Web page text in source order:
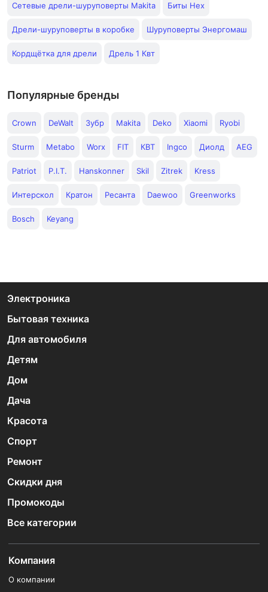
Сетевые дрели-шуруповерты Makita Биты Hex
Дрели-шуруповерты в коробке Шуруповерты Энергомаш
Кордщётка для дрели Дрель 1 Квт
Популярные бренды
Crown DeWalt Зубр Makita Deko Xiaomi Ryobi
Sturm Metabo Worx FIT КВТ Ingco Диолд AEG
Patriot P.I.T. Hanskonner Skil Zitrek Kress
Интерскол Кратон Ресанта Daewoo Greenworks
Bosch Keyang
Электроника
Бытовая техника
Для автомобиля
Детям
Дом
Дача
Красота
Спорт
Ремонт
Скидки дня
Промокоды
Все категории
Компания
О компании